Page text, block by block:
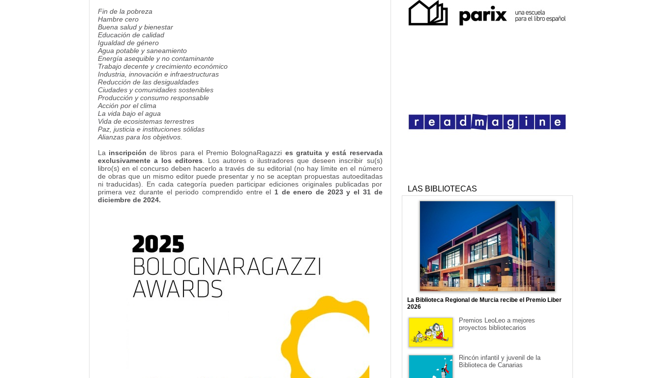
Fin de la pobreza
Hambre cero
Buena salud y bienestar
Educación de calidad
Igualdad de género
Agua potable y saneamiento
Energía asequible y no contaminante
Trabajo decente y crecimiento económico
Industria, innovación e infraestructuras
Reducción de las desigualdades
Ciudades y comunidades sostenibles
Producción y consumo responsable
Acción por el clima
La vida bajo el agua
Vida de ecosistemas terrestres
Paz, justicia e instituciones sólidas
Alianzas para los objetivos.
La inscripción de libros para el Premio BolognaRagazzi es gratuita y está reservada
exclusivamente a los editores . Los autores o ilustradores que deseen inscribir su(s)
libro(s) en el concurso deben hacerlo a través de su editorial (no hay límite en el número
de obras que un mismo editor puede presentar y no se aceptan propuestas autoeditadas
ni traducidas). En cada categoría pueden participar ediciones originales publicadas por
primera vez durante el periodo comprendido entre el 1 de enero de 2023 y el 31 de
diciembre de 2024.
LAS BIBLIOTECAS
La Biblioteca Regional de Murcia recibe el Premio Liber
2026
Premios LeoLeo a mejores
proyectos bibliotecarios
Rincón infantil y juvenil de la
Biblioteca de Canarias